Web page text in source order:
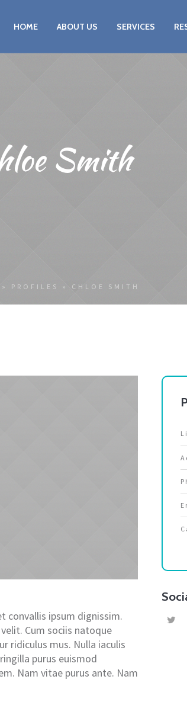
HOME ABOUT US SERVICES
Smith
» PROFILES » CHLOE SMITH
convallis ipsum dignissim.
Cum sociis natoque
ridiculus mus. Nulla iaculis
purus euismod
Nam vitae purus ante. Nam